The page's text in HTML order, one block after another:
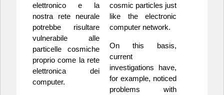
elettronico e la
nostra rete neurale
potrebbe risultare
vulnerabile alle
particelle cosmiche
proprio come la rete
elettronica dei
computer.
cosmic particles just
like the electronic
computer network.
On this basis,
current
investigations have,
for example, noticed
problems with